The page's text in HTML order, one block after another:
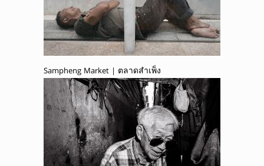
Sampheng Market | ตลาดสำเพ็ง